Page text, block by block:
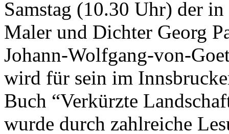
Samstag (10.30 Uhr) der
Maler und Dichter Georg
Johann-Wolfgang-von-
wird für sein im
Buch “Verkürzte
wurde durch zahlreiche